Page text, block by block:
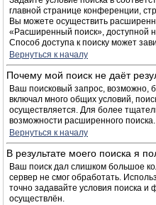
главной странице конференции,
Вы можете осуществить
«Расширенный поиск», доступной
Способ доступа к поиску может
Вернуться к началу
Почему мой поиск не даёт
Ваш поисковый запрос,
включал много общих условий,
осуществляется. Для более
возможности расширенного поиска.
Вернуться к началу
В результате моего поиска я
Ваш поиск дал слишком большое
сервер не смог обработать.
точно задавайте условия поиска
осуществлён.